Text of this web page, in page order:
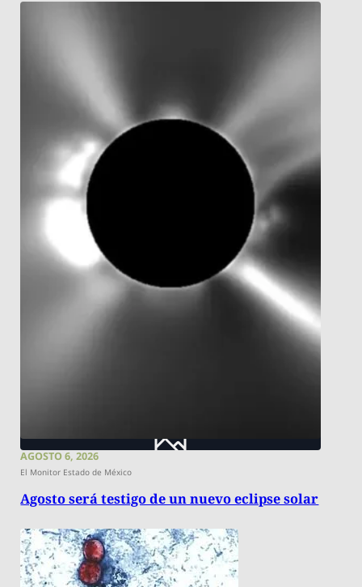
AGOSTO 6, 2026
El Monitor Estado de México
Agosto será testigo de un nuevo eclipse solar